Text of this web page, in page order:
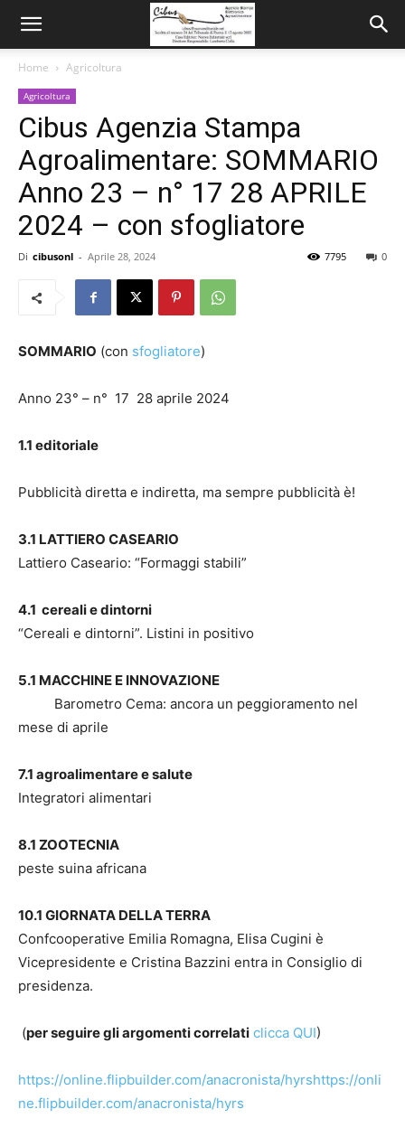
Home Agricoltura
Agricoltura
Cibus Agenzia Stampa
Agroalimentare: SOMMARIO
Anno 23 – n° 17 28 APRILE
2024 – con sfogliatore
Di cibusonl - Aprile 28, 2024 0
7795
SOMMARIO (con sfogliatore)
Anno 23° – n° 17 28 aprile 2024
1.1 editoriale
Pubblicità diretta e indiretta, ma sempre pubblicità è!
3.1 LATTIERO CASEARIO
Lattiero Caseario: “Formaggi stabili”
4.1 cereali e dintorni
“Cereali e dintorni”. Listini in positivo
5.1 MACCHINE E INNOVAZIONE
Barometro Cema: ancora un peggioramento nel
mese di aprile
7.1 agroalimentare e salute
Integratori alimentari
8.1 ZOOTECNIA
peste suina africana
10.1 GIORNATA DELLA TERRA
Confcooperative Emilia Romagna, Elisa Cugini è
Vicepresidente e Cristina Bazzini entra in Consiglio di
presidenza.
(per seguire gli argomenti correlati clicca QUI)
https://online.flipbuilder.com/anacronista/hyrshttps://onli
ne.flipbuilder.com/anacronista/hyrs